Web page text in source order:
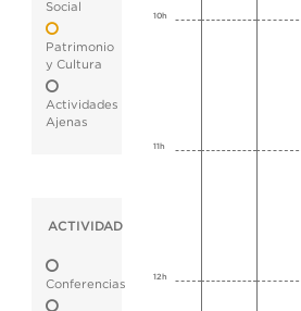
Social
Patrimonio
y Cultura
Actividades
Ajenas
ACTIVIDAD
Conferencias
10h
11h
12h